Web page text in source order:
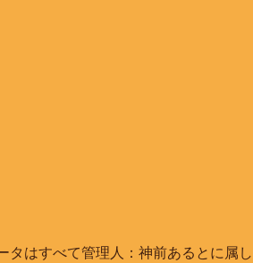
タはすべて管理人：神前あるとに属